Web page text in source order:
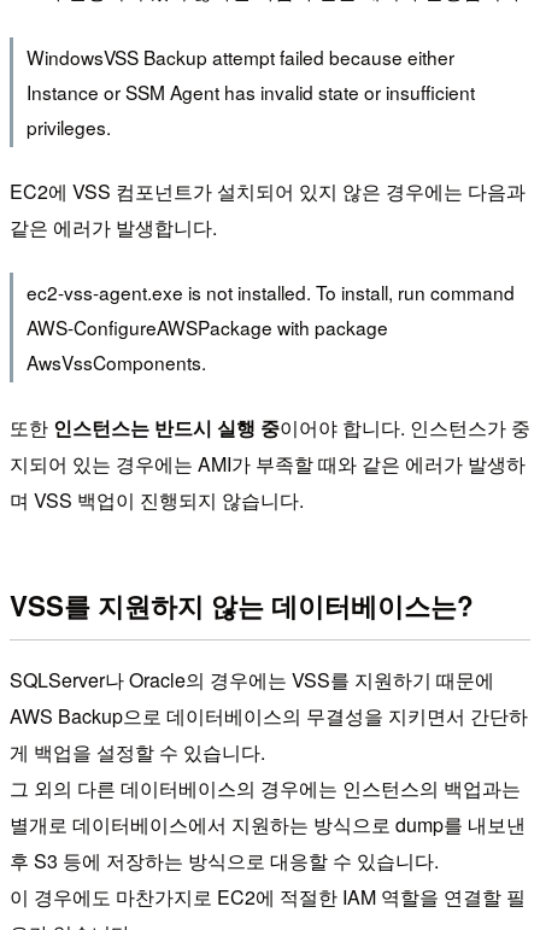
WindowsVSS Backup attempt failed because either
Instance or SSM Agent has invalid state or insufficient
privileges.
EC2에 VSS 컴포넌트가 설치되어 있지 않은 경우에는 다음과
같은 에러가 발생합니다.
ec2-vss-agent.exe is not installed. To install, run command
AWS-ConfigureAWSPackage with package
AwsVssComponents.
또한 인스턴스는 반드시 실행 중이어야 합니다. 인스턴스가 중
지되어 있는 경우에는 AMI가 부족할 때와 같은 에러가 발생하
며 VSS 백업이 진행되지 않습니다.
VSS를 지원하지 않는 데이터베이스는?
SQLServer나 Oracle의 경우에는 VSS를 지원하기 때문에
AWS Backup으로 데이터베이스의 무결성을 지키면서 간단하
게 백업을 설정할 수 있습니다.
그 외의 다른 데이터베이스의 경우에는 인스턴스의 백업과는
별개로 데이터베이스에서 지원하는 방식으로 dump를 내보낸
후 S3 등에 저장하는 방식으로 대응할 수 있습니다.
이 경우에도 마찬가지로 EC2에 적절한 IAM 역할을 연결할 필